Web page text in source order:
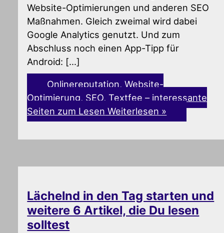
Website-Optimierungen und anderen SEO
Maßnahmen. Gleich zweimal wird dabei
Google Analytics genutzt. Und zum
Abschluss noch einen App-Tipp für
Android: […]
Onlinereputation, Website-
Optimierung, SEO, Textfee – interessante
Seiten zum Lesen Weiterlesen »
Lächelnd in den Tag starten und
weitere 6 Artikel, die Du lesen
solltest